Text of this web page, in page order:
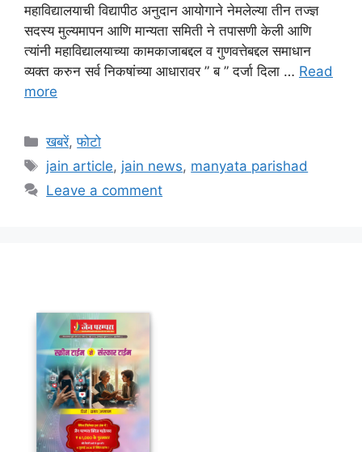
महाविद्यालयाची विद्यापीठ अनुदान आयोगाने नेमलेल्या तीन तज्ज्ञ
सदस्य मुल्यमापन आणि मान्यता समिती ने तपासणी केली आणि
त्यांनी महाविद्यालयाच्या कामकाजाबद्दल व गुणवत्तेबद्दल समाधान
व्यक्त करुन सर्व निकषांच्या आधारावर ” ब ” दर्जा दिला … Read
more
Categories
खबरें,फोटो
Tags
jain article, jain news, manyata parishad
Leave a comment